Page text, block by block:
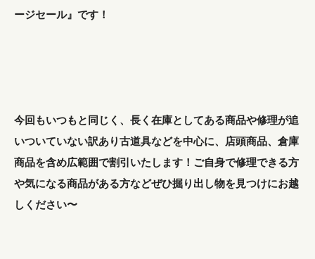
ージセール』です！
今回もいつもと同じく、長く在庫としてある商品や修理が追
いついていない訳あり古道具などを中心に、店頭商品、倉庫
商品を含め広範囲で割引いたします！ご自身で修理できる方
や気になる商品がある方などぜひ掘り出し物を見つけにお越
しください〜